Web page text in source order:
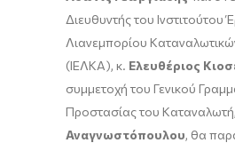
Διευθυντής του Ινστιτούτου
Λιανεμπορίου
(ΙΕΛΚΑ), κ. Ελευθέριος
συμμετοχή του Γενικού
Προστασίας του
Αναγνωστόπουλου, θα